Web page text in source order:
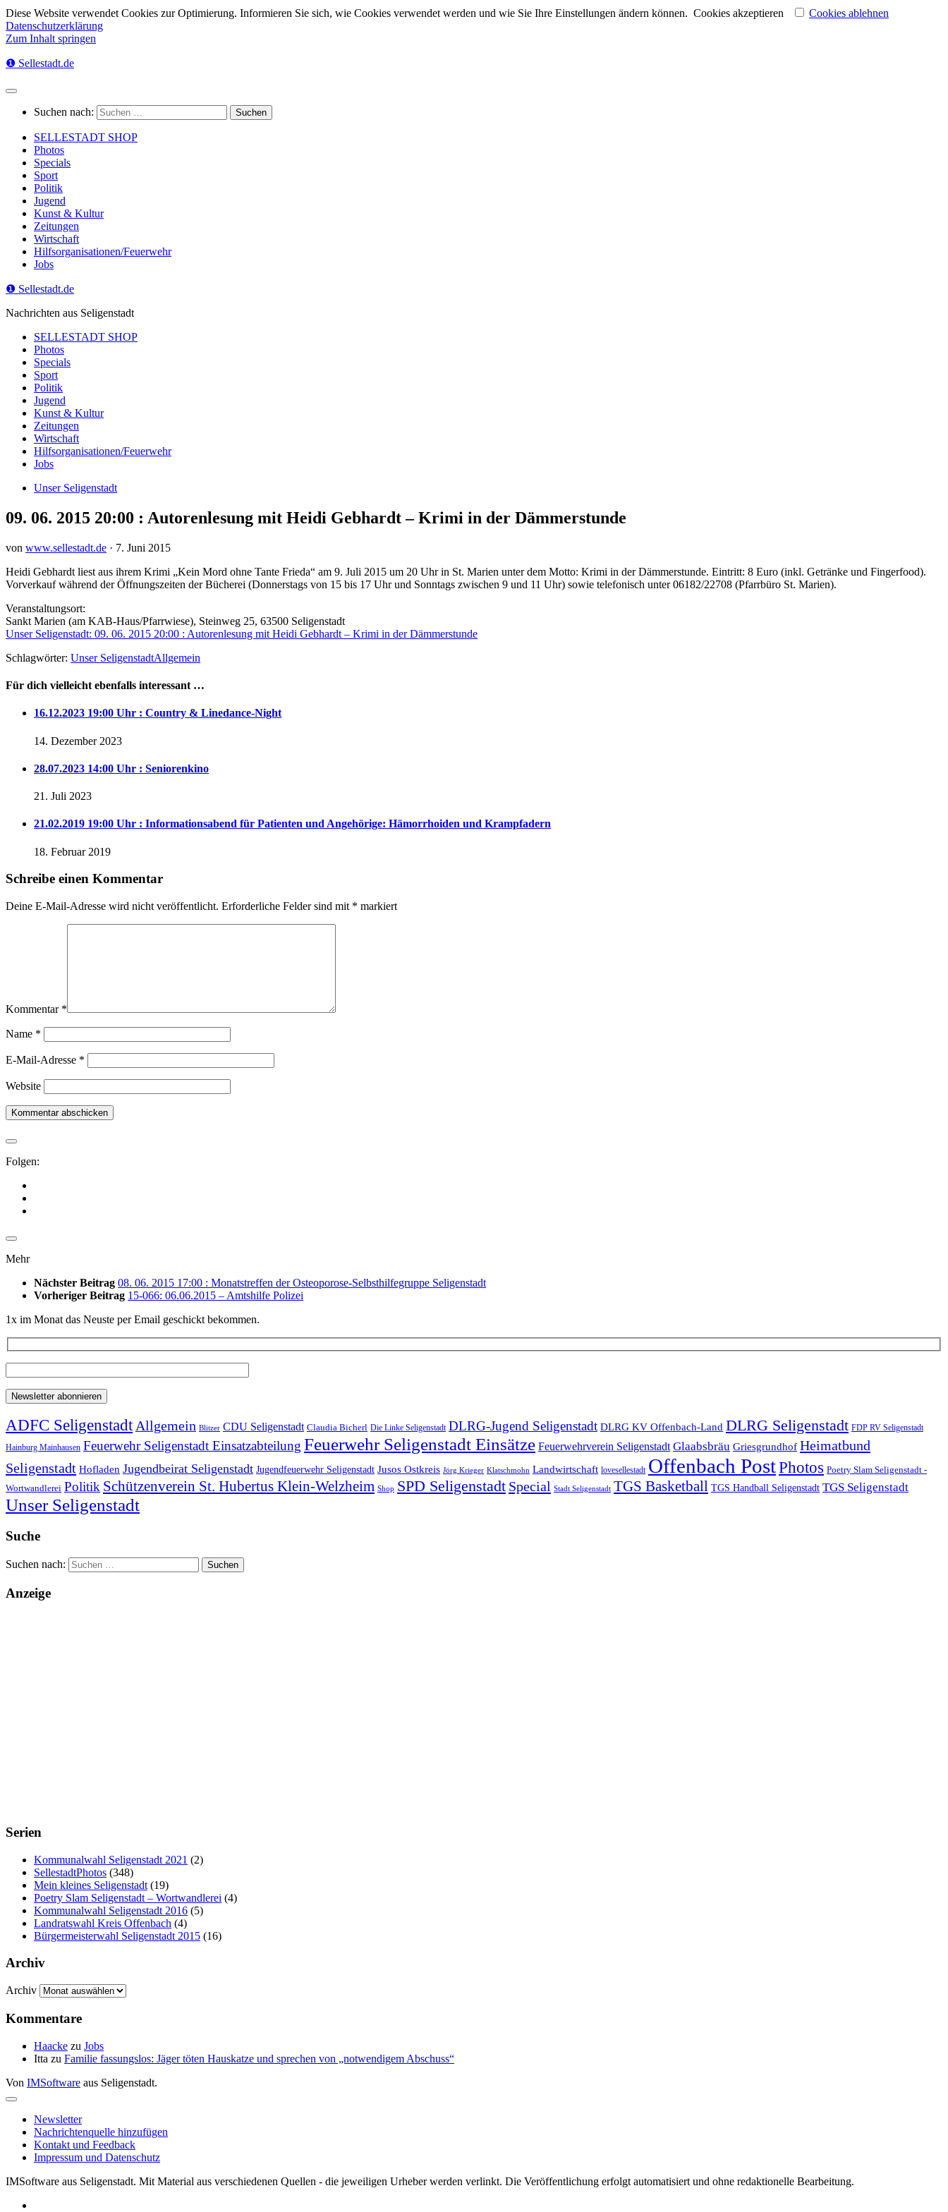
Diese Website verwendet Cookies zur Optimierung. Informieren Sie sich, wie Cookies verwendet werden und wie Sie Ihre Einstellungen ändern können. Cookies akzeptieren
Cookies ablehnen
Datenschutzerklärung
Zum Inhalt springen
❶ Sellestadt.de
Suchen nach:
SELLESTADT SHOP
Photos
Specials
Sport
Politik
Jugend
Kunst & Kultur
Zeitungen
Wirtschaft
Hilfsorganisationen/Feuerwehr
Jobs
❶ Sellestadt.de
Nachrichten aus Seligenstadt
SELLESTADT SHOP
Photos
Specials
Sport
Politik
Jugend
Kunst & Kultur
Zeitungen
Wirtschaft
Hilfsorganisationen/Feuerwehr
Jobs
Unser Seligenstadt
09. 06. 2015 20:00 : Autorenlesung mit Heidi Gebhardt – Krimi in der Dämmerstunde
von www.sellestadt.de · 7. Juni 2015
Heidi Gebhardt liest aus ihrem Krimi „Kein Mord ohne Tante Frieda“ am 9. Juli 2015 um 20 Uhr in St. Marien unter dem Motto: Krimi in der Dämmerstunde. Eintritt: 8 Euro (inkl. Getränke und Fingerfood).
Vorverkauf während der Öffnungszeiten der Bücherei (Donnerstags von 15 bis 17 Uhr und Sonntags zwischen 9 und 11 Uhr) sowie telefonisch unter 06182/22708 (Pfarrbüro St. Marien).
Veranstaltungsort:
Sankt Marien (am KAB-Haus/Pfarrwiese), Steinweg 25, 63500 Seligenstadt
Unser Seligenstadt: 09. 06. 2015 20:00 : Autorenlesung mit Heidi Gebhardt – Krimi in der Dämmerstunde
Schlagwörter: Unser SeligenstadtAllgemein
Für dich vielleicht ebenfalls interessant …
16.12.2023 19:00 Uhr : Country & Linedance-Night
14. Dezember 2023
28.07.2023 14:00 Uhr : Seniorenkino
21. Juli 2023
21.02.2019 19:00 Uhr : Informationsabend für Patienten und Angehörige: Hämorrhoiden und Krampfadern
18. Februar 2019
Schreibe einen Kommentar
Deine E-Mail-Adresse wird nicht veröffentlicht. Erforderliche Felder sind mit * markiert
Kommentar *
Name *
E-Mail-Adresse *
Website
Folgen:
Mehr
Nächster Beitrag 08. 06. 2015 17:00 : Monatstreffen der Osteoporose-Selbsthilfegruppe Seligenstadt
Vorheriger Beitrag 15-066: 06.06.2015 – Amtshilfe Polizei
1x im Monat das Neuste per Email geschickt bekommen.
ADFC SeligenstadtAllgemein Blitzer CDU Seligenstadt Claudia Bicherl Die Linke Seligenstadt DLRG-Jugend Seligenstadt DLRG KV Offenbach-Land DLRG Seligenstadt FDP RV Seligenstadt
Hainburg Mainhausen Feuerwehr Seligenstadt Einsatzabteilung Feuerwehr Seligenstadt Einsätze Feuerwehrverein Seligenstadt Glaabsbräu Griesgrundhof Heimatbund
Seligenstadt Hofladen Jugendbeirat Seligenstadt Jugendfeuerwehr Seligenstadt Jusos Ostkreis Jörg Krieger Klatschmohn Landwirtschaft lovesellestadt Offenbach PostPhotos Poetry Slam Seligenstadt -
Wortwandlerei Politik Schützenverein St. Hubertus Klein-Welzheim Shop SPD Seligenstadt Special Stadt Seligenstadt TGS Basketball TGS Handball Seligenstadt TGS Seligenstadt
Unser Seligenstadt
Suche
Suchen nach:
Anzeige
Serien
Kommunalwahl Seligenstadt 2021 (2)
SellestadtPhotos (348)
Mein kleines Seligenstadt (19)
Poetry Slam Seligenstadt – Wortwandlerei (4)
Kommunalwahl Seligenstadt 2016 (5)
Landratswahl Kreis Offenbach (4)
Bürgermeisterwahl Seligenstadt 2015 (16)
Archiv
Archiv
Kommentare
Haacke zu Jobs
Itta zu Familie fassungslos: Jäger töten Hauskatze und sprechen von „notwendigem Abschuss“
Von IMSoftware aus Seligenstadt.
Newsletter
Nachrichtenquelle hinzufügen
Kontakt und Feedback
Impressum und Datenschutz
IMSoftware aus Seligenstadt. Mit Material aus verschiedenen Quellen - die jeweiligen Urheber werden verlinkt. Die Veröffentlichung erfolgt automatisiert und ohne redaktionelle Bearbeitung.